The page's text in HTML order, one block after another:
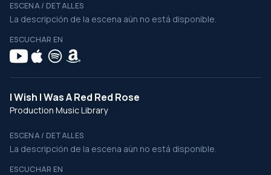
ESCENA / DETALLES
La descripción de la escena aún no está disponible.
ESCUCHAR EN
I Wish I Was A Red Red Rose
Production Music Library
ESCENA / DETALLES
La descripción de la escena aún no está disponible.
ESCUCHAR EN